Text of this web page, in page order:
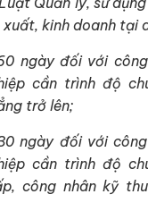
kinh doanh tại
ngày đối với
cần trình độ
trở lên;
ngày đối với
cần trình độ
công nhân kỹ